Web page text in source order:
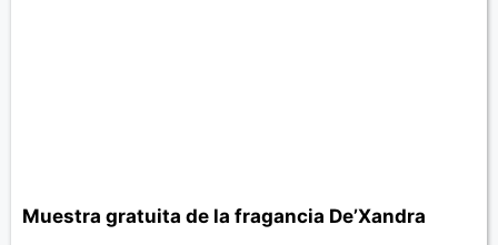
Muestra gratuita de la fragancia De’Xandra